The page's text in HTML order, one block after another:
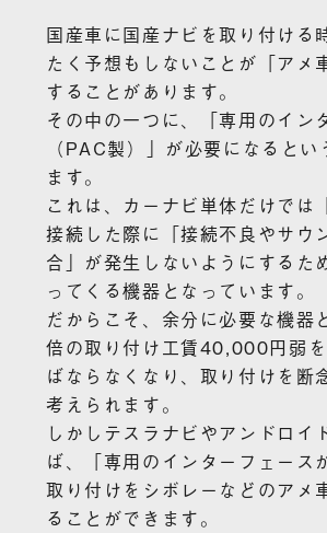
国産車に国産ナビを取り付ける
たく予想もしないことが「アメ
することがあります。
その中の一つに、「専用のイン
（PAC製）」が必要になるとい
ます。
これは、カーナビ単体だけでは
接続した際に「接続不良やサウ
合」が発生しないようにするた
ってくる機器となっています。
だからこそ、余分に必要な機器
倍の取り付け工賃40,000円弱
ばならなくなり、取り付けを断
考えられます。
しかしテスラナビやアンドロイ
ば、「専用のインターフェース
取り付けをシボレーなどのアメ
ることができます。